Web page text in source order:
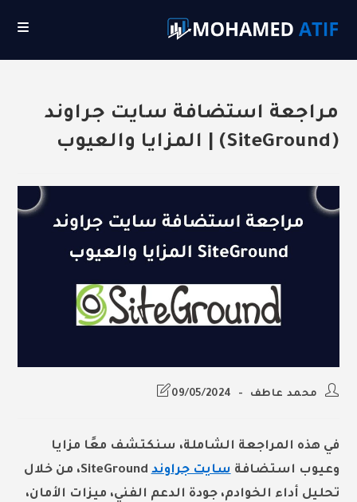
مراجعة استضافة سايت جراوند
(SiteGround) | المزايا والعيوب
Post محمد عاطف
Post
09/05/2024
في هذه المراجعة الشاملة، سنكتشف معًا مزايا
وعيوب استضافةسايت جراوند
SiteGround، من خلال
تحليل أداء الخوادم، جودة الدعم الفني، ميزات الأمان،